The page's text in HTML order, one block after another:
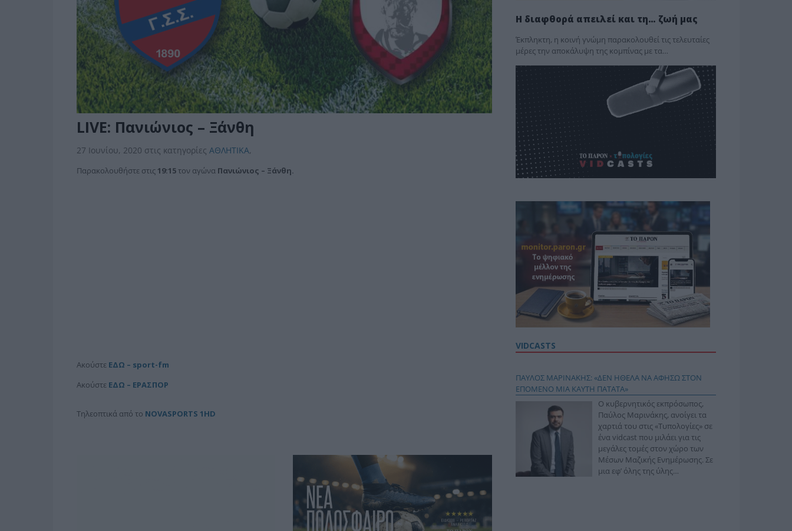
LIVE: Πανιώνιος – Ξάνθη
27 Ιουνίου, 2020 στις κατηγορίες ΑΘΛΗΤΙΚΑ,
Παρακολουθήστε στις 19:15τον αγώναΠανιώνιος – Ξάνθη.
Aκούστε ΕΔΩ – sport-fm
Aκούστε ΕΔΩ – ΕΡΑΣΠΟΡ
Τηλεοπτικά από το NOVASPORTS 1HD
Η διαφθορά απειλεί και τη… ζωή μας
Έκπληκτη, η κοινή γνώμη παρακολουθεί τις τελευταίες
μέρες την αποκάλυψη της κο­μπίνας με τα…
VIDCASTS
ΠΑΥΛΟΣ ΜΑΡΙΝΑΚΗΣ: «ΔΕΝ ΗΘΕΛΑ ΝΑ ΑΦΗΣΩ ΣΤΟΝ
ΕΠΟΜΕΝΟ ΜΙΑ ΚΑΥΤΗ ΠΑΤΑΤΑ»
Ο κυβερνητικός εκπρόσωπος,
Παύλος Μαρινάκης, ανοίγει τα
χαρτιά του στις «Τυπολογίες» σε
ένα vidcast που μιλάει για τις
μεγάλες τομές στον χώρο των
Μέσων Μαζικής Ενημέρωσης. Σε
μια εφ’ όλης της ύλης